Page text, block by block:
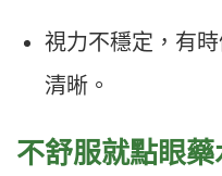
視力不穩定，有
清晰。
不舒服就點眼